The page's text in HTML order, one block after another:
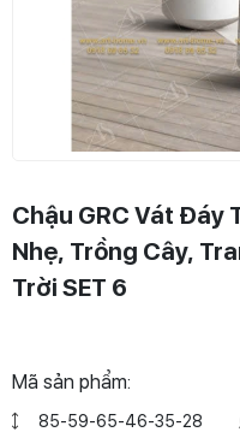
Chậu GRC Vát Đáy
Nhẹ, Trồng Cây,
Trời SET 6
Mã sản phẩm:
85-59-65-46-35-28